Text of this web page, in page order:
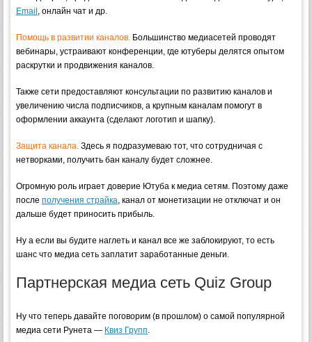
Email, онлайн чат и др.
Помощь в развитии каналов. Большинство медиасетей проводят
вебинары, устраивают конференции, где ютуберы делятся опытом
раскрутки и продвижения каналов.
Также сети предоставляют консультации по развитию каналов и
увеличению числа подписчиков, а крупным каналам помогут в
оформлении аккаунта (сделают логотип и шапку).
Защита канала. Здесь я подразумеваю тот, что сотрудничая с
нетворками, получить бан каналу будет сложнее.
Огромную роль играет доверие Ютуба к медиа сетям. Поэтому даже
после получения страйка, канал от монетизации не отключат и он
дальше будет приносить прибыль.
Ну а если вы будите наглеть и канал все же заблокируют, то есть
шанс что медиа сеть заплатит заработанные деньги.
Партнерская медиа сеть Quiz Group
Ну что теперь давайте поговорим (в прошлом) о самой популярной
медиа сети Рунета — Квиз Групп.